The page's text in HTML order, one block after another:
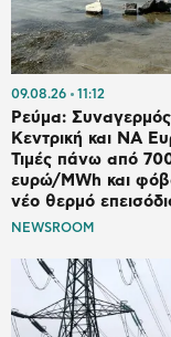
09.08.26 11:12
Ρεύμα:
Κεντρική και ΝΑ
Τιμές πάνω από
ευρώ/MWh και
νέο θερμό
NEWSROOM